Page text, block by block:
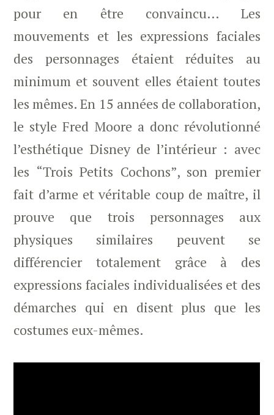
pour en être convaincu… Les
mouvements et les expressions faciales
des personnages étaient réduites au
minimum et souvent elles étaient toutes
les mêmes. En 15 années de collaboration,
le style Fred Moore a donc révolutionné
l’esthétique Disney de l’intérieur : avec
les “Trois Petits Cochons”, son premier
fait d’arme et véritable coup de maître, il
prouve que trois personnages aux
physiques similaires peuvent se
différencier totalement grâce à des
expressions faciales individualisées et des
démarches qui en disent plus que les
costumes eux-mêmes.